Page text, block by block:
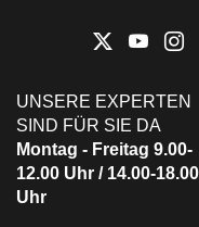
UNSERE EXPERTEN
SIND FÜR SIE DA
Montag - Freitag 9.00-
12.00 Uhr / 14.00-18.00
Uhr